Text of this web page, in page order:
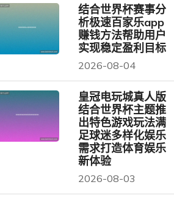
结合世界杯赛事分
析极速百家乐app
赚钱方法帮助用户
实现稳定盈利目标
2026-08-04
皇冠电玩城真人版
结合世界杯主题推
出特色游戏玩法满
足球迷多样化娱乐
需求打造体育娱乐
新体验
2026-08-03